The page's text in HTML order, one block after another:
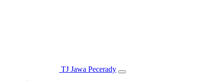
TJ Jawa Pecerady